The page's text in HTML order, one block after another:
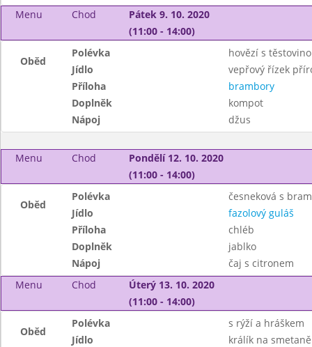
Menu
Chod
Pátek 9. 10. 2020
(11:00 - 14:00)
Oběd
Polévka
hovězí s
Jídlo
vepřový řízek
Příloha
brambory
Doplněk
kompot
Nápoj
džus
Menu Chod
Pondělí 12. 10. 2020
(11:00 - 14:00)
Oběd
Polévka
česneková s
Jídlo
fazolový guláš
Příloha
chléb
Doplněk
jablko
Nápoj
čaj s citronem
Menu
Chod
Úterý 13. 10. 2020
(11:00 - 14:00)
Oběd
Polévka
s rýží a hráškem
Jídlo
králík na smetaně